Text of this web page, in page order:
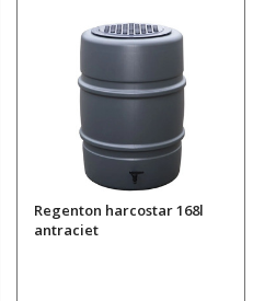
Regenton harcostar 168l
antraciet